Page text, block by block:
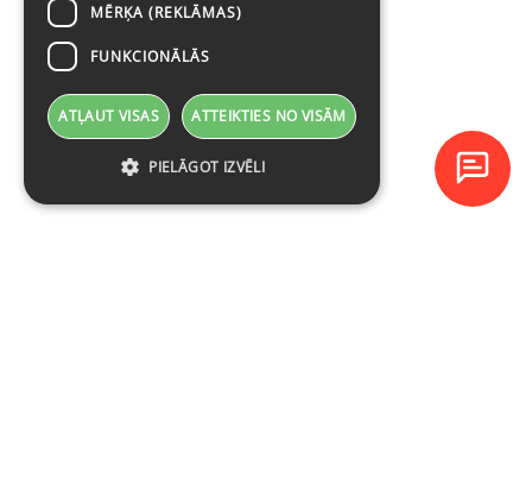
MĒRĶA (REKLĀMAS)
FUNKCIONĀLĀS
ATĻAUT VISAS ATTEIKTIES NO VISĀM
PIELĀGOT IZVĒLI